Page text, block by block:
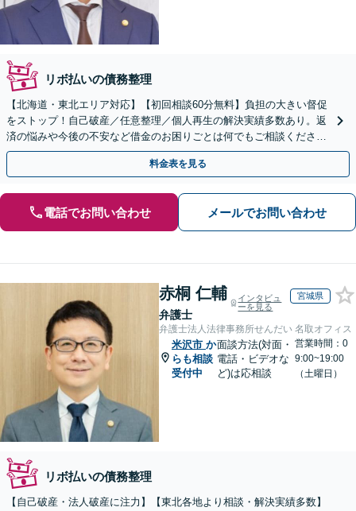
リボ払いの債務整理
【北海道・東北エリア対応】【初回相談60分無料】負担の大きい督促
をストップ！自己破産／任意整理／個人再生の解決実績多数あり。返
済の悩みや今後の不安など借金のお困りごとは何でもご相談くださ
い。依頼者さまにとって最善の解決をご提案【土曜も営業】
料金表を見る
電話でお問い合わせ メールでお問い合わせ
赤桐 仁輔
弁護士
インタビュ
ーを見る
宮城県
弁護士法人法律事務所せんだい 名取オフィス
米沢市 か
らも相談
受付中
面談方法(対面・
電話・ビデオな
ど)は応相談
営業時間：0
9:00~19:00
（土曜日）
リボ払いの債務整理
【自己破産・法人破産に注力】【東北各地より相談・解決実績多数】